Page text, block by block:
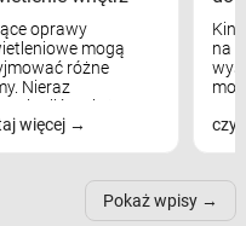
oprawy
mogą
różne
Nieraz
już
na łukowych
może przydać się w
więcej
na
Pokaż wpisy